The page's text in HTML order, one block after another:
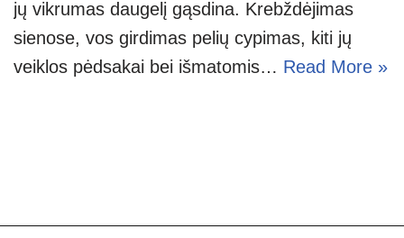
jų vikrumas daugelį gąsdina. Krebždėjimas
sienose, vos girdimas pelių cypimas, kiti jų
veiklos pėdsakai bei išmatomis… Read More »